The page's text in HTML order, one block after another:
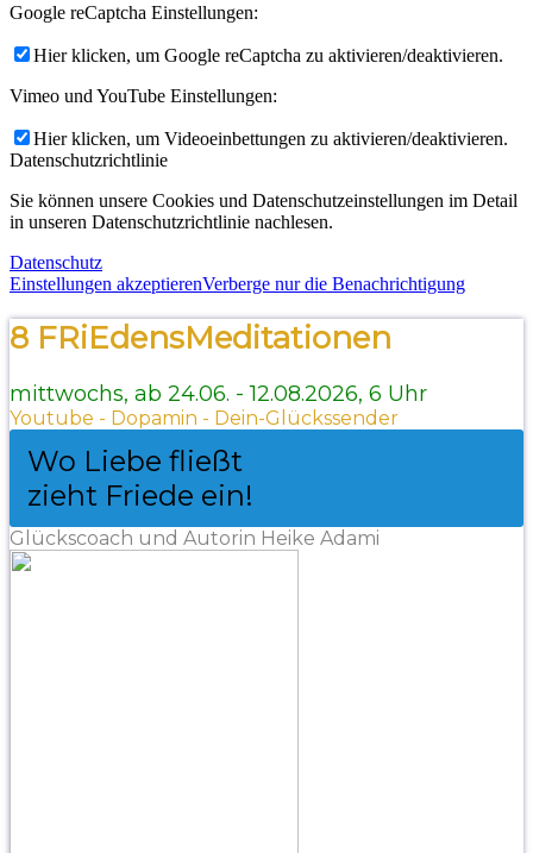
Google reCaptcha Einstellungen:
Hier klicken, um Google reCaptcha zu aktivieren/deaktivieren.
Vimeo und YouTube Einstellungen:
Hier klicken, um Videoeinbettungen zu aktivieren/deaktivieren.
Datenschutzrichtlinie
Sie können unsere Cookies und Datenschutzeinstellungen im Detail
in unseren Datenschutzrichtlinie nachlesen.
Datenschutz
Einstellungen akzeptierenVerberge nur die Benachrichtigung
8 FRiEdensMeditationen
mittwochs, ab 24.06. - 12.08.2026, 6 Uhr
Youtube - Dopamin - Dein-Glückssender
Wo Liebe fließt
zieht Friede ein!
Glückscoach und Autorin Heike Adami